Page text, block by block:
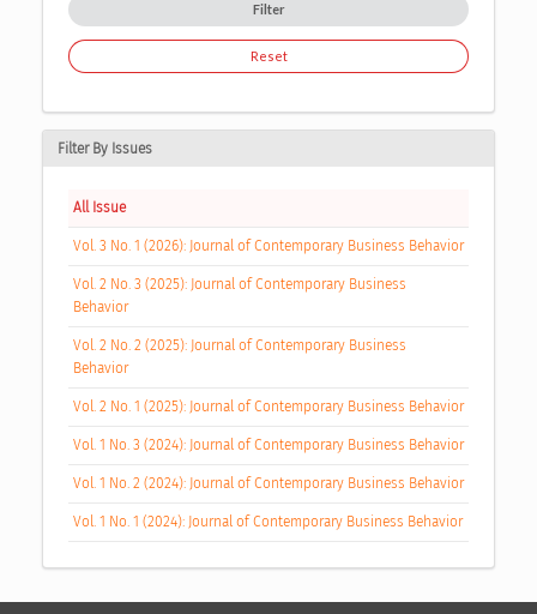
Filter
Reset
Filter By Issues
All Issue
Vol. 3 No. 1 (2026): Journal of Contemporary Business Behavior
Vol. 2 No. 3 (2025): Journal of Contemporary Business
Behavior
Vol. 2 No. 2 (2025): Journal of Contemporary Business
Behavior
Vol. 2 No. 1 (2025): Journal of Contemporary Business Behavior
Vol. 1 No. 3 (2024): Journal of Contemporary Business Behavior
Vol. 1 No. 2 (2024): Journal of Contemporary Business Behavior
Vol. 1 No. 1 (2024): Journal of Contemporary Business Behavior